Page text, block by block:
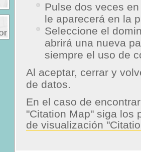
Pulse dos veces
le aparecerá en la
Seleccione el
abrirá una nueva
siempre el uso de
Al aceptar, cerrar y
de datos.
En el caso de
"Citation Map" siga los
de visualización